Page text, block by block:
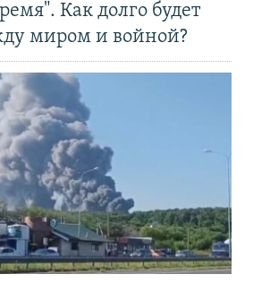
Как долго будет
миром и войной?